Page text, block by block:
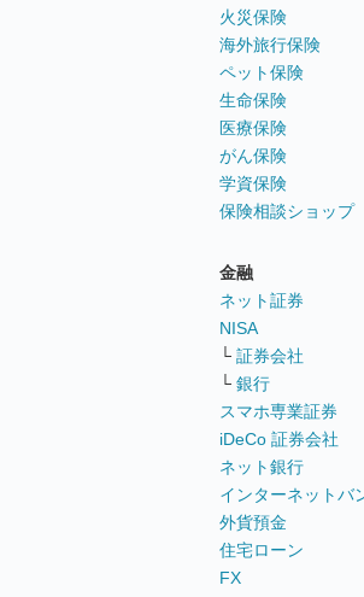
火災保険
海外旅行保険
ペット保険
生命保険
医療保険
がん保険
学資保険
保険相談ショップ
金融
ネット証券
NISA
└ 証券会社
└ 銀行
スマホ専業証券
iDeCo 証券会社
ネット銀行
インターネットバ
外貨預金
住宅ローン
FX